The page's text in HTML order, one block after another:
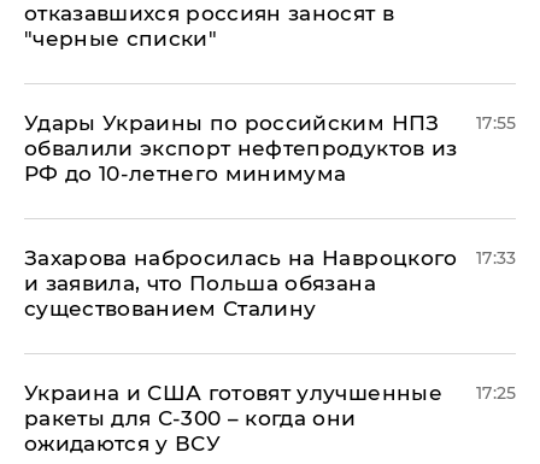
отказавшихся россиян заносят в
"черные списки"
Удары Украины по российским НПЗ
обвалили экспорт нефтепродуктов из
РФ до 10-летнего минимума
17:55
​Захарова набросилась на Навроцкого
и заявила, что Польша обязана
существованием Сталину
17:33
Украина и США готовят улучшенные
ракеты для С-300 – когда они
ожидаются у ВСУ
17:25